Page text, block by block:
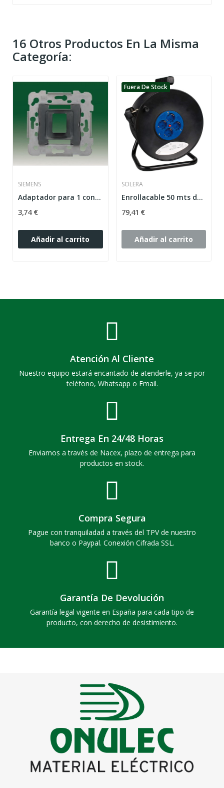
16 Otros Productos En La Misma
Categoría:
SIEMENS
Adaptador para 1 conector RJ45 y RJ11 (AMP,...
3,74 €
Añadir al carrito
Fuera De Stock
SOLERA
Enrollacable 50 mts de cable con 4 tomas de...
79,41 €
Añadir al carrito
Atención Al Cliente
Nuestro equipo estará encantado de atenderle, ya se por
teléfono, Whatsapp o Email.
Entrega En 24/48 Horas
Enviamos a través de Nacex, plazo de entrega para
productos en stock.
Compra Segura
Pague con tranquiladad a través del TPV de nuestro
banco o Paypal. Conexión Cifrada SSL.
Garantía De Devolución
Garantía legal vigente en España para cada tipo de
producto, con derecho de desistimiento.